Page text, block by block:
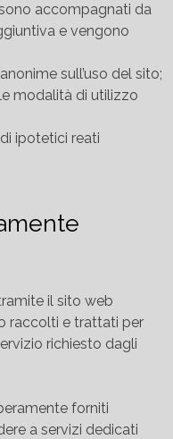
accompagnati da
e vengono
sull’uso del sito;
modalità di utilizzo
ipotetici reati
il sito web
raccolti e trattati per
richiesto dagli
forniti
a servizi dedicati